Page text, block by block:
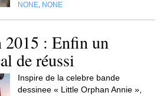
NONE NONE
: Enfin un
de réussi
Inspire de la celebre bande
dessinee « Little Orphan Annie »,